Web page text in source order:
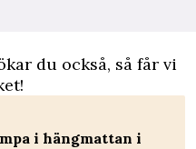
du också, så får vi
i hängmattan i